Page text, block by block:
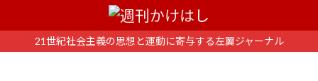
ン
ー
21世紀社会主義の思想と運動に寄与する左翼ジャーナル